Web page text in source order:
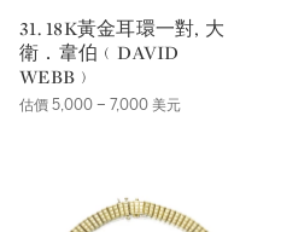
31. 18K黃金耳環一對, 大
衛．韋伯﹙DAVID
WEBB﹚
估價 5,000 – 7,000 美元